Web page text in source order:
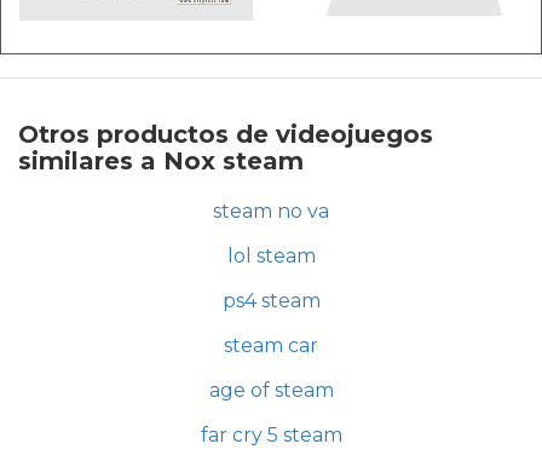
Otros productos de videojuegos
similares a Nox steam
steam no va
lol steam
ps4 steam
steam car
age of steam
far cry 5 steam